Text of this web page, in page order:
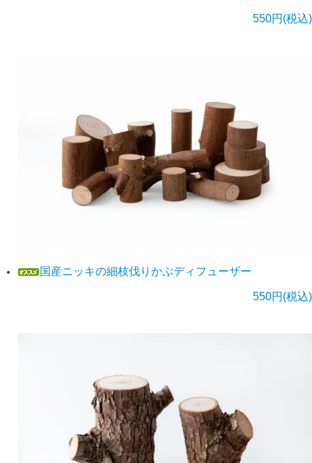
550円(税込)
国産ニッキの細枝伐りかぶディフューザー
550円(税込)